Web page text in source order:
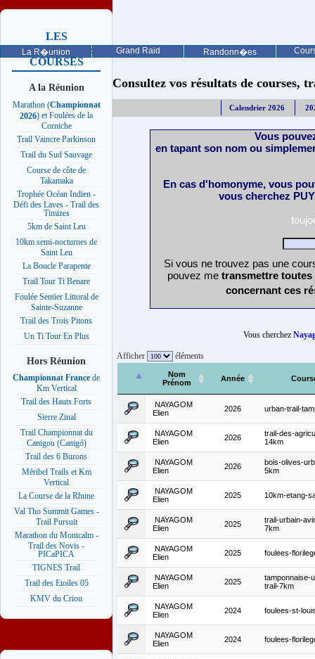
La R�union Grand Raid Randonn�es
LES
PROCHAINES
COURSES
A la Réunion
Marathon (Championnat
2026) et Foulées de la
Corniche
Trail Vaincre Parkinson
Trail du Sud Sauvage
Course de côte de
Takamaka
Trophée Océan Indien -
Défi des Laves - Trail des
Timizes
5km de Saint Leu
10km semi-nocturnes de
Saint Leu
La Boucle Parapente
Trail Tour Ti Benare
Foulée Sentier Littoral de
Sainte-Suzanne
Trail des Trois Pitons
Un Ti Tour En Plus
Hors Réunion
Championnat France de
Km Vertical
Trail des Hauts Forts
Sierre Zinal
Trail Championnat du
Canigou (Canigó)
Trail des 6 Burons
Méribel Trails et Km
Vertical
La Course de la Rhune
Val Tho Summit Games -
Trail Pursuit
Marathon du Montcalm -
Trail des Novis -
PICaPICA
TIGNES Trail
Trail des Etoiles 05
KMV du Criou
Consultez vos résultats de courses,
Calendrier 2026
Vous
en tapant son nom ou
En cas d'homonyme, vous
vous cherchez
Si vous ne trouvez pas une
pouvez me transmettre
concernant ces
Vous cherchez
Afficher éléments
Nom
Prénom
Année
NAYAGOM
Elien
2026 urban-trail-
NAYAGOM
Elien
2026
trail-des-
14km
NAYAGOM
Elien
2026
bois-olives-
5km
NAYAGOM
Elien
2025 10km-etang-
NAYAGOM
Elien
2025
trail-urbain-
7km
NAYAGOM
Elien
2025 foulees-
NAYAGOM
Elien
2025
tamponnaise-
trail-7km
NAYAGOM
Elien
2024 foulees-st-
NAYAGOM
Elien
2024 foulees-